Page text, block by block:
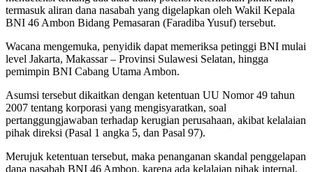
termasuk aliran dana nasabah yang digelapkan oleh Wakil Kepala
BNI 46 Ambon Bidang Pemasaran (Faradiba Yusuf) tersebut.
Wacana mengemuka, penyidik dapat memeriksa petinggi BNI mulai
level Jakarta, Makassar – Provinsi Sulawesi Selatan, hingga
pemimpin BNI Cabang Utama Ambon.
Asumsi tersebut dikaitkan dengan ketentuan UU Nomor 49 tahun
2007 tentang korporasi yang mengisyaratkan, soal
pertanggungjawaban terhadap kerugian perusahaan, akibat kelalaian
pihak direksi (Pasal 1 angka 5, dan Pasal 97).
Merujuk ketentuan tersebut, maka penanganan skandal penggelapan
dana nasabah BNI 46 Ambon, karena ada kelalaian pihak internal,